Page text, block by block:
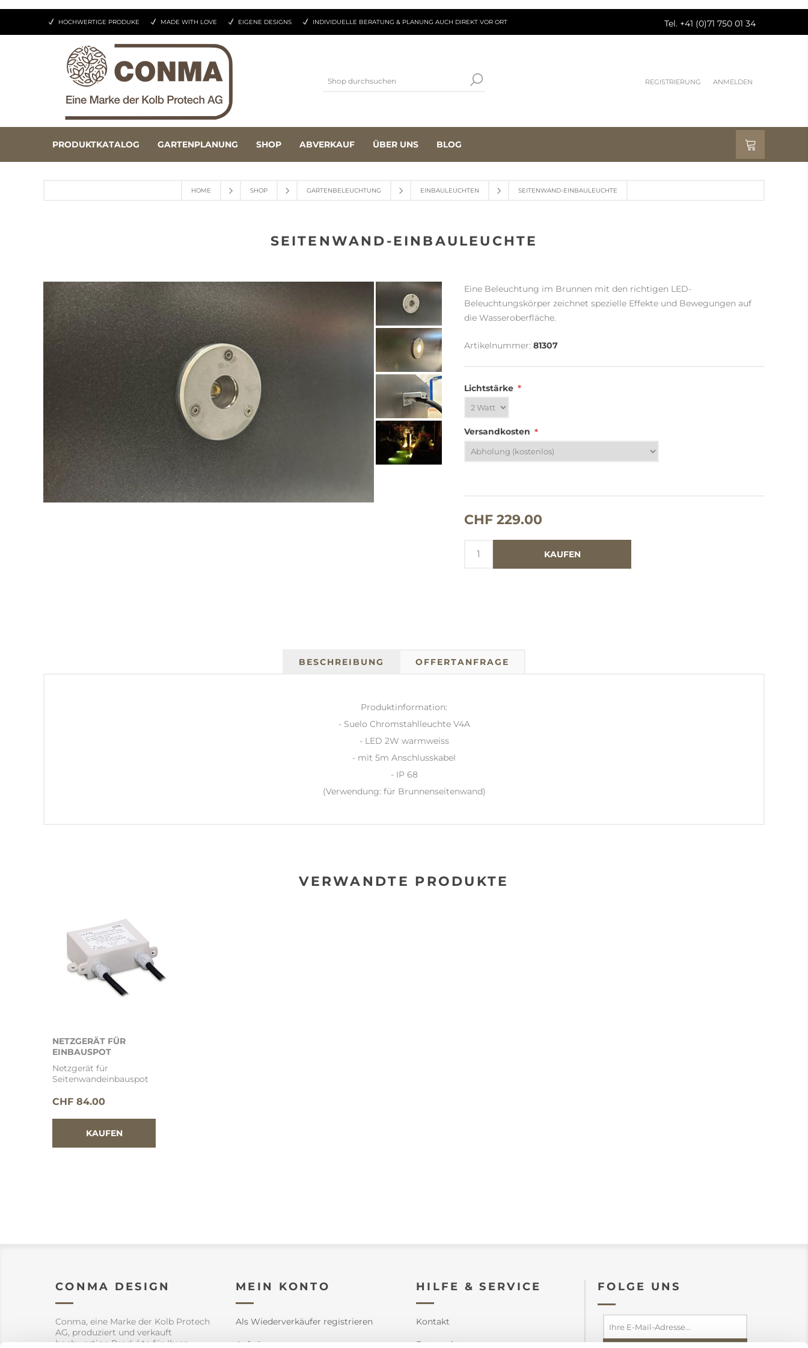
HOCHWERTIGE PRODUKE MADE WITH LOVE EIGENE DESIGNS INDIVIDUELLE BERATUNG & PLANUNG AUCH DIREKT VOR ORT Tel. +41 (0)71 750 01 34
REGISTRIERUNG ANMELDEN
PRODUKTKATALOG GARTENPLANUNG SHOP ABVERKAUF ÜBER UNS BLOG
HOME SHOP GARTENBELEUCHTUNG EINBAULEUCHTEN SEITENWAND-EINBAULEUCHTE
SEITENWAND-EINBAULEUCHTE
Eine Beleuchtung im Brunnen mit den richtigen LED-
Beleuchtungskörper zeichnet spezielle Effekte und Bewegungen auf
die Wasseroberfläche.
Artikelnummer: 81307
Lichtstärke *
Versandkosten *
CHF 229.00
BESCHREIBUNG OFFERTANFRAGE
Produktinformation:
- Suelo Chromstahlleuchte V4A
- LED 2W warmweiss
- mit 5m Anschlusskabel
- IP 68
(Verwendung: für Brunnenseitenwand)
VERWANDTE PRODUKTE
NETZGERÄT FÜR
EINBAUSPOT
Netzgerät für
Seitenwandeinbauspot
CHF 84.00
CONMA DESIGN
Conma, eine Marke der Kolb Protech
AG, produziert und verkauft
hochwertige Produkte für Ihren
MEIN KONTO
Als Wiederverkäufer registrieren
Aufträge
HILFE & SERVICE
Kontakt
Datenschutz
FOLGE UNS